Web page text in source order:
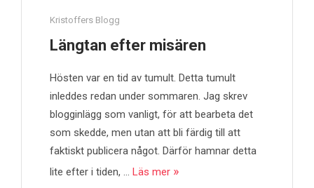
Kristoffers Blogg
Längtan efter misären
Hösten var en tid av tumult. Detta tumult
inleddes redan under sommaren. Jag skrev
blogginlägg som vanligt, för att bearbeta det
som skedde, men utan att bli färdig till att
faktiskt publicera något. Därför hamnar detta
lite efter i tiden, … Läs mer